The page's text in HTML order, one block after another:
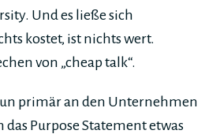
Und es ließe sich
kostet, ist nichts wert.
von „cheap talk“.
primär an den Unternehmen
das Purpose Statement etwas